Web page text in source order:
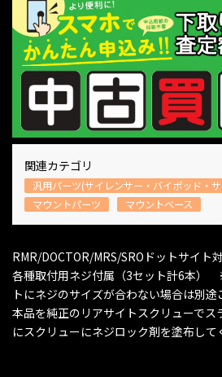
関連カテゴリ
汎用パーツ(サイレンサー・バイポッド・
マウントパーツ
マウントベース
RMR/DOCTOR/MRS/SROドットサイト
各種取付用ネジ付属（3セット計6本）
トにネジのサイズが合わない場合は別途
本品を純正のリアサイトスクリューで
にスクリューにネジロック剤を塗布して